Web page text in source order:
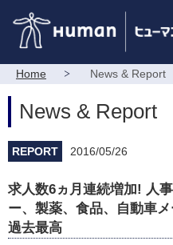
Home News & Report
News & Report
REPORT 2016/05/26
求人数6ヵ月連続増加! 人
ー、製薬、食品、自動車
過去最高